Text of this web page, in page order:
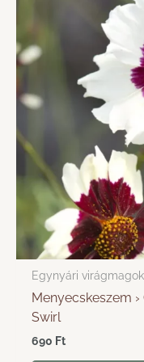
Egynyári virágmagok
Menyecskeszem
Swirl
690 Ft